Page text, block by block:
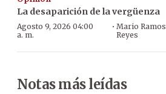
La desaparición de la vergüenza
Agosto 9, 2026 04:00
a. m.
· Mario Ramos
Reyes
Notas más leídas